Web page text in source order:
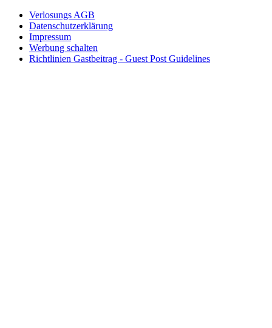
Verlosungs AGB
Datenschutzerklärung
Impressum
Werbung schalten
Richtlinien Gastbeitrag - Guest Post Guidelines